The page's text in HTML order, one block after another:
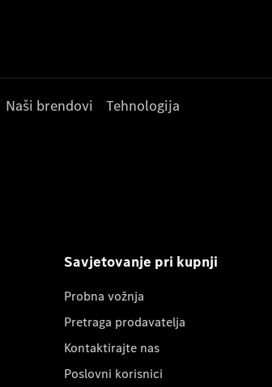
Naši brendovi Tehnologija
Savjetovanje pri kupnji
Probna vožnja
Pretraga prodavatelja
Kontaktirajte nas
Poslovni korisnici